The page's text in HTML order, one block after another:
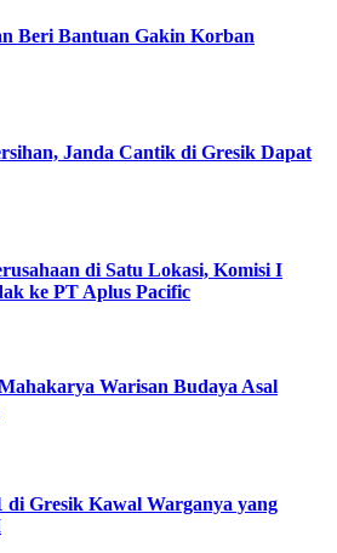
Beri Bantuan Gakin Korban
Janda Cantik di Gresik Dapat
di Satu Lokasi, Komisi I
ke PT Aplus Pacific
Warisan Budaya Asal
di Gresik Kawal Warganya yang